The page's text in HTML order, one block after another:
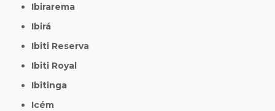
Ibirarema
Ibirá
Ibiti Reserva
Ibiti Royal
Ibitinga
Icém